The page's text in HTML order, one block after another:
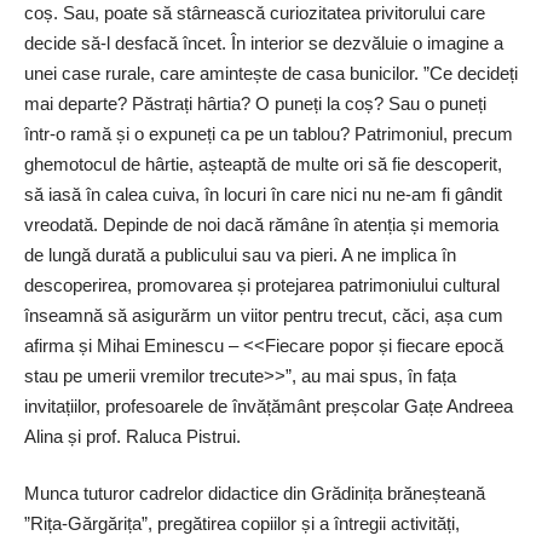
coș. Sau, poate să stârnească curiozitatea privitorului care
decide să-l desfacă încet. În interior se dezvăluie o imagine a
unei case rurale, care amintește de casa bunicilor. ”Ce decideți
mai departe? Păstrați hârtia? O puneți la coș? Sau o puneți
într-o ramă și o expuneți ca pe un tablou? Patrimoniul, precum
ghemotocul de hârtie, așteaptă de multe ori să fie descoperit,
să iasă în calea cuiva, în locuri în care nici nu ne-am fi gândit
vreodată. Depinde de noi dacă rămâne în atenția și memoria
de lungă durată a publicului sau va pieri. A ne implica în
descoperirea, promovarea și protejarea patrimoniului cultural
înseamnă să asigurărm un viitor pentru trecut, căci, așa cum
afirma și Mihai Eminescu – <<Fiecare popor și fiecare epocă
stau pe umerii vremilor trecute>>”, au mai spus, în fața
invitațiilor, profesoarele de învățământ preșcolar Gațe Andreea
Alina și prof. Raluca Pistrui.
Munca tuturor cadrelor didactice din Grădinița brăneșteană
”Rița-Gărgărița”, pregătirea copiilor și a întregii activități,